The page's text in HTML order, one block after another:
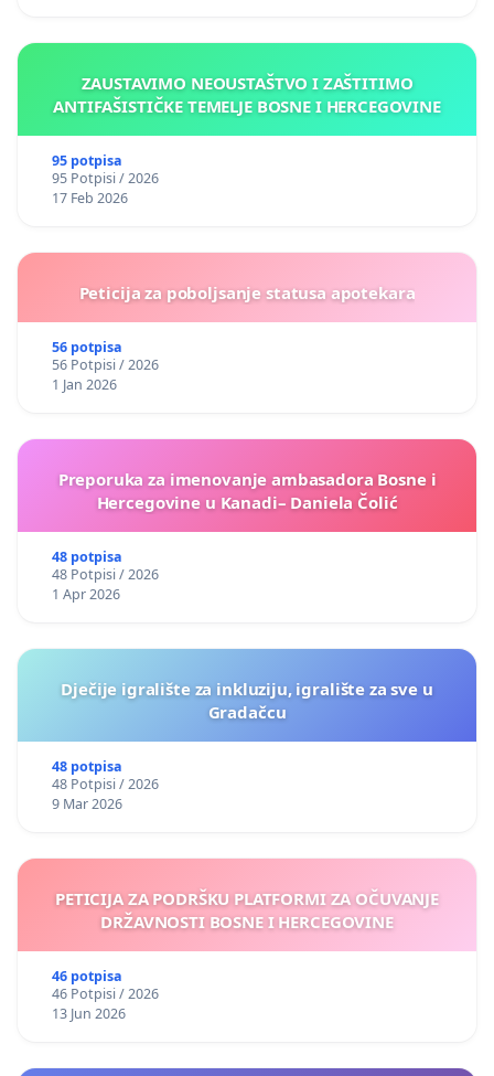
ZAUSTAVIMO NEOUSTAŠTVO I ZAŠTITIMO
ANTIFAŠISTIČKE TEMELJE BOSNE I HERCEGOVINE
95 potpisa
95 Potpisi / 2026
17 Feb 2026
Peticija za poboljsanje statusa apotekara
56 potpisa
56 Potpisi / 2026
1 Jan 2026
Preporuka za imenovanje ambasadora Bosne i
Hercegovine u Kanadi– Daniela Čolić
48 potpisa
48 Potpisi / 2026
1 Apr 2026
Dječije igralište za inkluziju, igralište za sve u
Gradačcu
48 potpisa
48 Potpisi / 2026
9 Mar 2026
PETICIJA ZA PODRŠKU PLATFORMI ZA OČUVANJE
DRŽAVNOSTI BOSNE I HERCEGOVINE
46 potpisa
46 Potpisi / 2026
13 Jun 2026